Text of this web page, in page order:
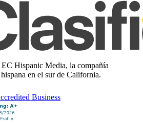
Hispanic Media, la compañía
en el sur de California.
Business